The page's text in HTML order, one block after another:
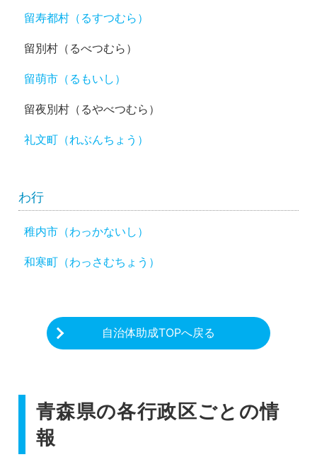
留寿都村（るすつむら）
留別村（るべつむら）
留萌市（るもいし）
留夜別村（るやべつむら）
礼文町（れぶんちょう）
わ行
稚内市（わっかないし）
和寒町（わっさむちょう）
自治体助成TOPへ戻る
青森県の各行政区ごとの情
報